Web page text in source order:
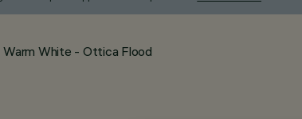
White - Ottica Flood